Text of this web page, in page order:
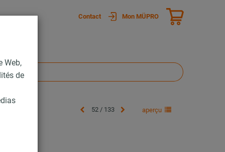
Web,
de
Contact Mon MÜPRO
52 / 133 aperçu